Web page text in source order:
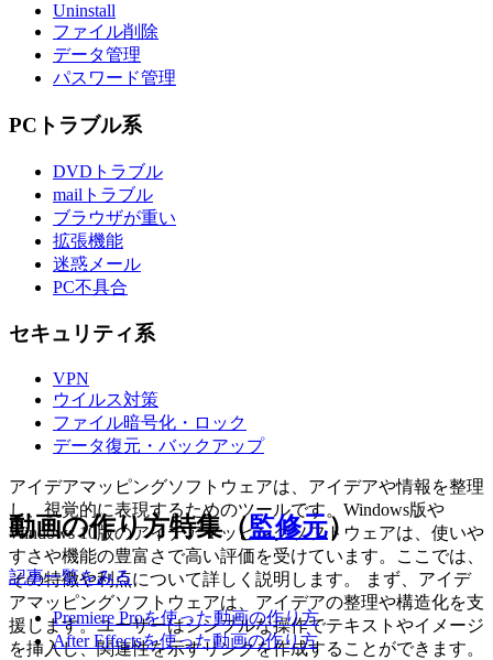
Uninstall
ファイル削除
データ管理
パスワード管理
PCトラブル系
DVDトラブル
mailトラブル
ブラウザが重い
拡張機能
迷惑メール
PC不具合
セキュリティ系
VPN
ウイルス対策
ファイル暗号化・ロック
データ復元・バックアップ
アイデアマッピングソフトウェアは、アイデアや情報を整理
し、視覚的に表現するためのツールです。Windows版や
Windows 10版のアイデアマッピングソフトウェアは、使いや
すさや機能の豊富さで高い評価を受けています。ここでは、
その特徴や利点について詳しく説明します。 まず、アイデ
アマッピングソフトウェアは、アイデアの整理や構造化を支
援します。ユーザーはシンプルな操作でテキストやイメージ
を挿入し、関連性を示すリンクを作成することができます。
動画の作り方特集（監修元）
記事一覧をみる
Premiere Proを使った動画の作り方
After Effectsを使った動画の作り方